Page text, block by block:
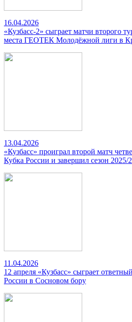
16.04.2026
«Кузбасс-2» сыграет матчи второго
места ГЕОТЕК Молодёжной лиги в
13.04.2026
«Кузбасс» проиграл второй матч
Кубка России и завершил сезон 2025/
11.04.2026
12 апреля «Кузбасс» сыграет
России в Сосновом бору